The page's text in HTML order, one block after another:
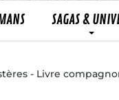
SAGAS &
- Livre